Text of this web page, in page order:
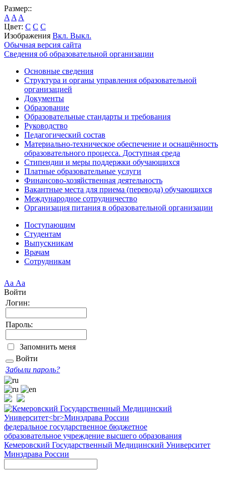
Размер::
A A A
Цвет: C C C
Изображения Вкл. Выкл.
Обычная версия сайта
Сведения об образовательной организации
Основные сведения
Структура и органы управления образовательной
организацией
Документы
Образование
Образовательные стандарты и требования
Руководство
Педагогический состав
Материально-техническое обеспечение и оснащённость
образовательного процесса. Доступная среда
Стипендии и меры поддержки обучающихся
Платные образовательные услуги
Финансово-хозяйственная деятельность
Вакантные места для приема (перевода) обучающихся
Международное сотрудничество
Организация питания в образовательной организации
Поступающим
Студентам
Выпускникам
Врачам
Сотрудникам
Аа Аа
Войти
Логин:
Пароль:
Запомнить меня
Войти
Забыли пароль?
федеральное государственное бюджетное
образовательное учреждение высшего образования
Кемеровский Государственный Медицинский Университет
Минздрава России